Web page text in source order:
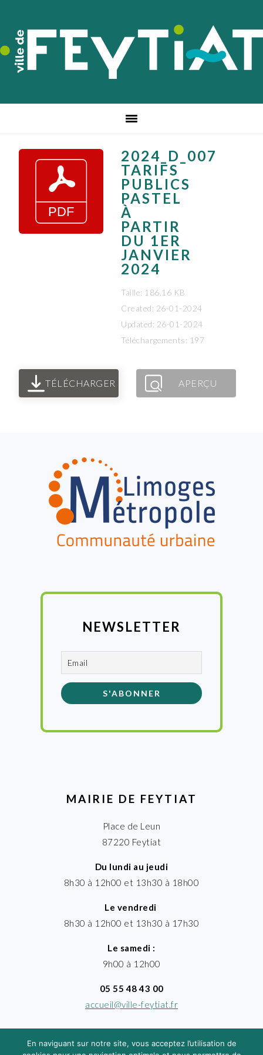
navigation
principale
contenu
principal
pied
de
page
2024_D_007
TARIFS
PUBLICS
PASTEL
À
PARTIR
DU 1ER
JANVIER
2024
Taille: 186.16 KB
Created: 26-01-2024
Updated: 26-01-2024
Téléchargements: 197
TÉLÉCHARGER APERÇU
NEWSLETTER
MAIRIE DE FEYTIAT
Place de Leun
87220 Feytiat
Du lundi au jeudi
8h30 à 12h00 et 13h30 à 18h00
Le vendredi
8h30 à 12h00 et 13h30 à 17h30
Le samedi :
9h00 à 12h00
05 55 48 43 00
accueil@ville-feytiat.fr
En naviguant sur notre site, vous acceptez l’utilisation de